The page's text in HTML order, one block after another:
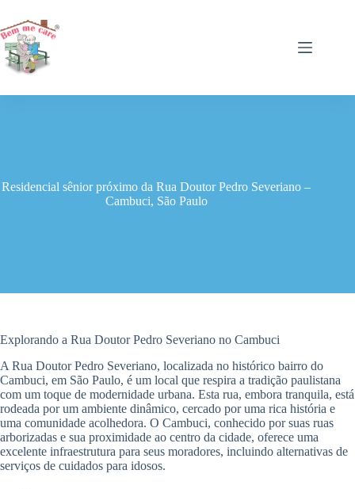
para
o
conteúdo
Residencial sênior próximo da Rua Doutor Pedro Severiano –
Cambuci, São Paulo
Explorando a Rua Doutor Pedro Severiano no Cambuci
A Rua Doutor Pedro Severiano, localizada no histórico bairro do
Cambuci, em São Paulo, é um local que respira a tradição paulistana
com um toque de modernidade urbana. Esta rua, embora tranquila, está
rodeada por um ambiente dinâmico, cercado por uma rica história e
uma comunidade acolhedora. O Cambuci, conhecido por suas ruas
arborizadas e sua proximidade ao centro da cidade, oferece uma
excelente infraestrutura para seus moradores, incluindo alternativas de
serviços de cuidados para idosos.